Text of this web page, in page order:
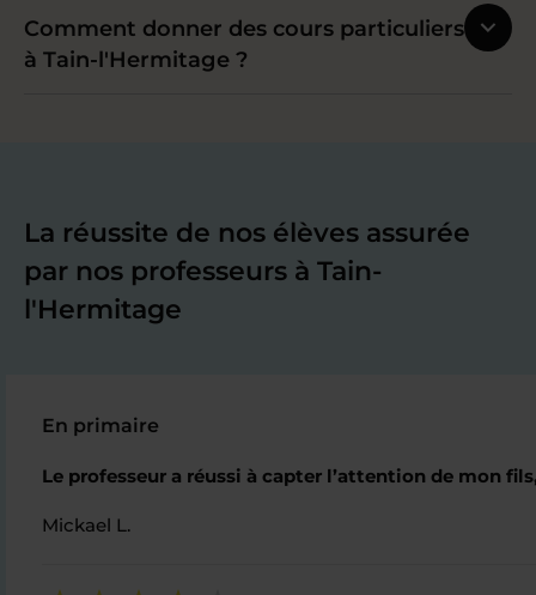
Comment donner des cours particuliers
à Tain-l'Hermitage ?
La réussite de nos élèves assurée
par nos professeurs à Tain-
l'Hermitage
En primaire
Le professeur a réussi à capter l’attention de mon
Mickael L.